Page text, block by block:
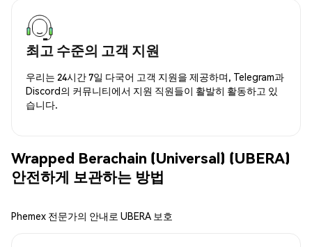
최고 수준의 고객 지원
우리는 24시간 7일 다국어 고객 지원을 제공하며, Telegram과
Discord의 커뮤니티에서 지원 직원들이 활발히 활동하고 있
습니다.
Wrapped Berachain (Universal) (UBERA)
안전하게 보관하는 방법
Phemex 전문가의 안내로 UBERA 보호